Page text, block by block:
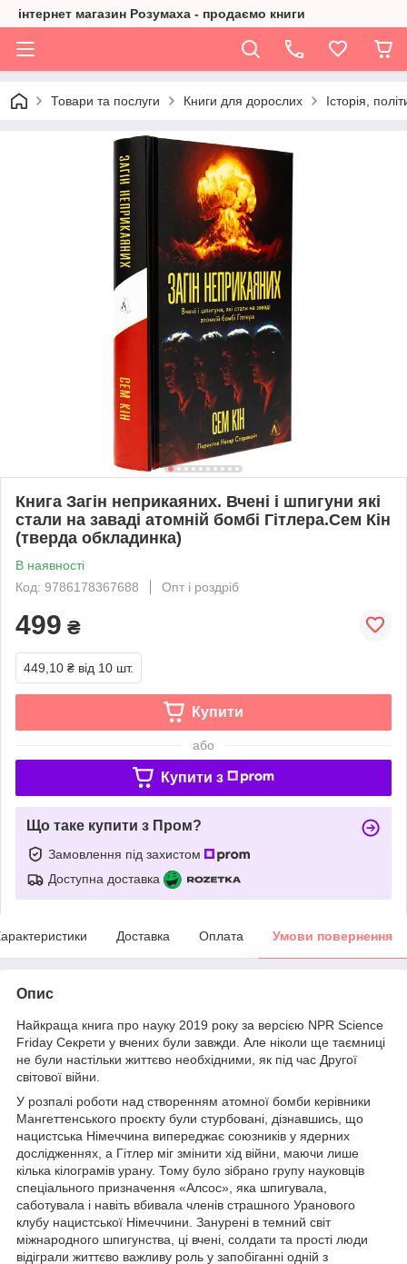
інтернет магазин Розумаха - продаємо книги
Товари та послуги Книги для дорослих Історія,
Книга Загін неприкаяних. Вчені і шпигуни які
стали на заваді атомній бомбі Гітлера.Сем Кін
(тверда обкладинка)
В наявності
Код: 9786178367688
Опт і роздріб
499 ₴
449,10 ₴ від 10 шт.
Купити
або
Купити з
Що таке купити з Пром?
Замовлення під захистом
Доступна доставка
Доставка Оплата Умови повернення
Опис
Найкраща книга про науку 2019 року за версією NPR Science
Friday Секрети у вчених були завжди. Але ніколи ще таємниці
не були настільки життєво необхідними, як під час Другої
світової війни.
У розпалі роботи над створенням атомної бомби керівники
Мангеттенського проєкту були стурбовані, дізнавшись, що
нацистська Німеччина випереджає союзників у ядерних
дослідженнях, а Гітлер міг змінити хід війни, маючи лише
кілька кілограмів урану. Тому було зібрано групу науковців
спеціального призначення «Алсос», яка шпигувала,
саботувала і навіть вбивала членів страшного Уранового
клубу нацистської Німеччини. Занурені в темний світ
міжнародного шпигунства, ці вчені, солдати та прості люди
відіграли життєво важливу роль у запобіганні одній з